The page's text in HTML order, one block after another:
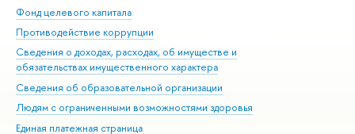
Фонд целевого капитала
Противодействие коррупции
Сведения о доходах, расходах, об имуществе и
обязательствах имущественного характера
Сведения об образовательной организации
Людям с ограниченными возможностями здоровья
Единая платежная страница